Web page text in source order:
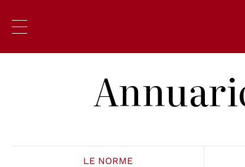
LE NORME